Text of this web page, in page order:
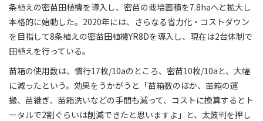
条植えの密苗田植機を導入し、密苗の栽培面積を7.8haへと拡大し
本格的に始動した。2020年には、さらなる省力化・コストダウン
を目指して8条植えの密苗田植機YR8Dを導入し、現在は2台体制で
田植えを行っている。
苗箱の使用数は、慣行17枚/10aのところ、密苗10枚/10aと、大幅
に減ったという。効果をうかがうと「苗箱数のほか、苗箱の運
搬、苗継ぎ、苗箱洗いなどの手間も減って、コストに換算するとト
ータルで2割ぐらいは削減できたと思いますよ」と、太鼓判を押し